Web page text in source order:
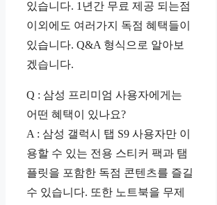
있습니다. 1년간 무료 제공 되는점
이외에도 여러가지 독점 혜택들이
있습니다. Q&A 형식으로 알아보
겠습니다.
Q : 삼성 프리미엄 사용자에게는
어떤 혜택이 있나요?
A : 삼성 갤럭시 탭 S9 사용자만 이
용할 수 있는 전용 스티커 팩과 탬
플릿을 포함한 독점 콘텐츠를 즐길
수 있습니다. 또한 노트북을 무제